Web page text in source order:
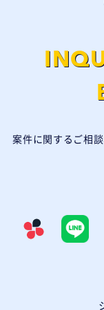
案件に関するご相